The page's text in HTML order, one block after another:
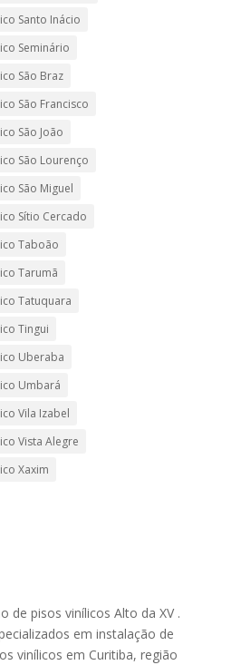
Santo Inácio
Seminário
São Braz
São Francisco
São João
São Lourenço
São Miguel
Sítio Cercado
Taboão
Tarumã
Tatuquara
Tingui
Uberaba
Umbará
Vila Izabel
Vista Alegre
Xaxim
de pisos vinílicos Alto da XV .
em instalação de
vinílicos em Curitiba, região